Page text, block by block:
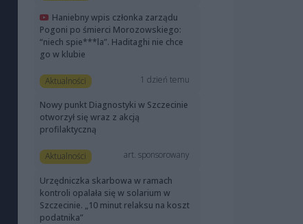
Haniebny wpis członka zarządu
Pogoni po śmierci Morozowskiego:
“niech spie***la”. Haditaghi nie chce
go w klubie
Aktualności 1 dzień temu
Nowy punkt Diagnostyki w Szczecinie
otworzył się wraz z akcją
profilaktyczną
Aktualności art. sponsorowany
Urzędniczka skarbowa w ramach
kontroli opalała się w solarium w
Szczecinie. „10 minut relaksu na koszt
podatnika”